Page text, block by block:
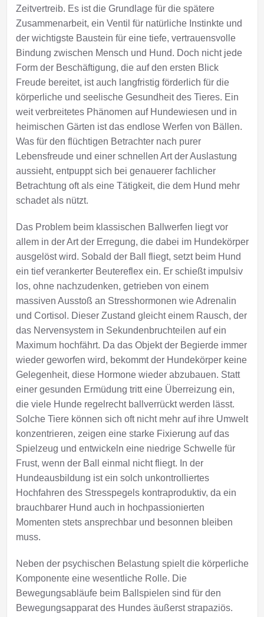
Zeitvertreib. Es ist die Grundlage für die spätere
Zusammenarbeit, ein Ventil für natürliche Instinkte und
der wichtigste Baustein für eine tiefe, vertrauensvolle
Bindung zwischen Mensch und Hund. Doch nicht jede
Form der Beschäftigung, die auf den ersten Blick
Freude bereitet, ist auch langfristig förderlich für die
körperliche und seelische Gesundheit des Tieres. Ein
weit verbreitetes Phänomen auf Hundewiesen und in
heimischen Gärten ist das endlose Werfen von Bällen.
Was für den flüchtigen Betrachter nach purer
Lebensfreude und einer schnellen Art der Auslastung
aussieht, entpuppt sich bei genauerer fachlicher
Betrachtung oft als eine Tätigkeit, die dem Hund mehr
schadet als nützt.
Das Problem beim klassischen Ballwerfen liegt vor
allem in der Art der Erregung, die dabei im Hundekörper
ausgelöst wird. Sobald der Ball fliegt, setzt beim Hund
ein tief verankerter Beutereflex ein. Er schießt impulsiv
los, ohne nachzudenken, getrieben von einem
massiven Ausstoß an Stresshormonen wie Adrenalin
und Cortisol. Dieser Zustand gleicht einem Rausch, der
das Nervensystem in Sekundenbruchteilen auf ein
Maximum hochfährt. Da das Objekt der Begierde immer
wieder geworfen wird, bekommt der Hundekörper keine
Gelegenheit, diese Hormone wieder abzubauen. Statt
einer gesunden Ermüdung tritt eine Überreizung ein,
die viele Hunde regelrecht ballverrückt werden lässt.
Solche Tiere können sich oft nicht mehr auf ihre Umwelt
konzentrieren, zeigen eine starke Fixierung auf das
Spielzeug und entwickeln eine niedrige Schwelle für
Frust, wenn der Ball einmal nicht fliegt. In der
Hundeausbildung ist ein solch unkontrolliertes
Hochfahren des Stresspegels kontraproduktiv, da ein
brauchbarer Hund auch in hochpassionierten
Momenten stets ansprechbar und besonnen bleiben
muss.
Neben der psychischen Belastung spielt die körperliche
Komponente eine wesentliche Rolle. Die
Bewegungsabläufe beim Ballspielen sind für den
Bewegungsapparat des Hundes äußerst strapaziös.